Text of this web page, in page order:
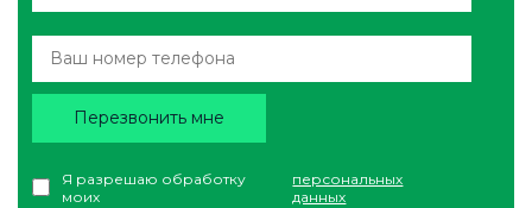
Я разрешаю обработку
моих
персональных
данных
Перезвонить мне